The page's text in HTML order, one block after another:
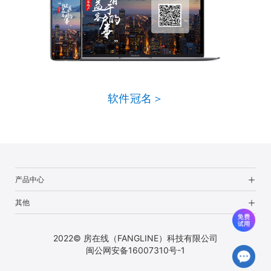
软件冠名＞
产品中心
其他
2022© 房在线（FANGLINE）科技有限公司
闽公网安备16007310号-1